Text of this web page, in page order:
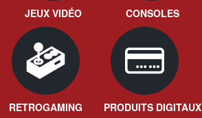
JEUX VIDÉO CONSOLES
RETROGAMING PRODUITS DIGITAUX